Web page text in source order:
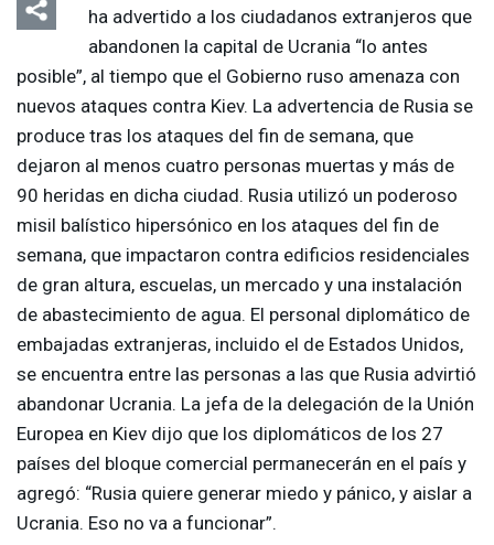
ha advertido a los ciudadanos extranjeros que
abandonen la capital de Ucrania “lo antes
posible”, al tiempo que el Gobierno ruso amenaza con
nuevos ataques contra Kiev. La advertencia de Rusia se
produce tras los ataques del fin de semana, que
dejaron al menos cuatro personas muertas y más de
90 heridas en dicha ciudad. Rusia utilizó un poderoso
misil balístico hipersónico en los ataques del fin de
semana, que impactaron contra edificios residenciales
de gran altura, escuelas, un mercado y una instalación
de abastecimiento de agua. El personal diplomático de
embajadas extranjeras, incluido el de Estados Unidos,
se encuentra entre las personas a las que Rusia advirtió
abandonar Ucrania. La jefa de la delegación de la Unión
Europea en Kiev dijo que los diplomáticos de los 27
países del bloque comercial permanecerán en el país y
agregó: “Rusia quiere generar miedo y pánico, y aislar a
Ucrania. Eso no va a funcionar”.